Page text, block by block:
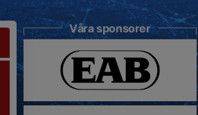
Våra sponsorer